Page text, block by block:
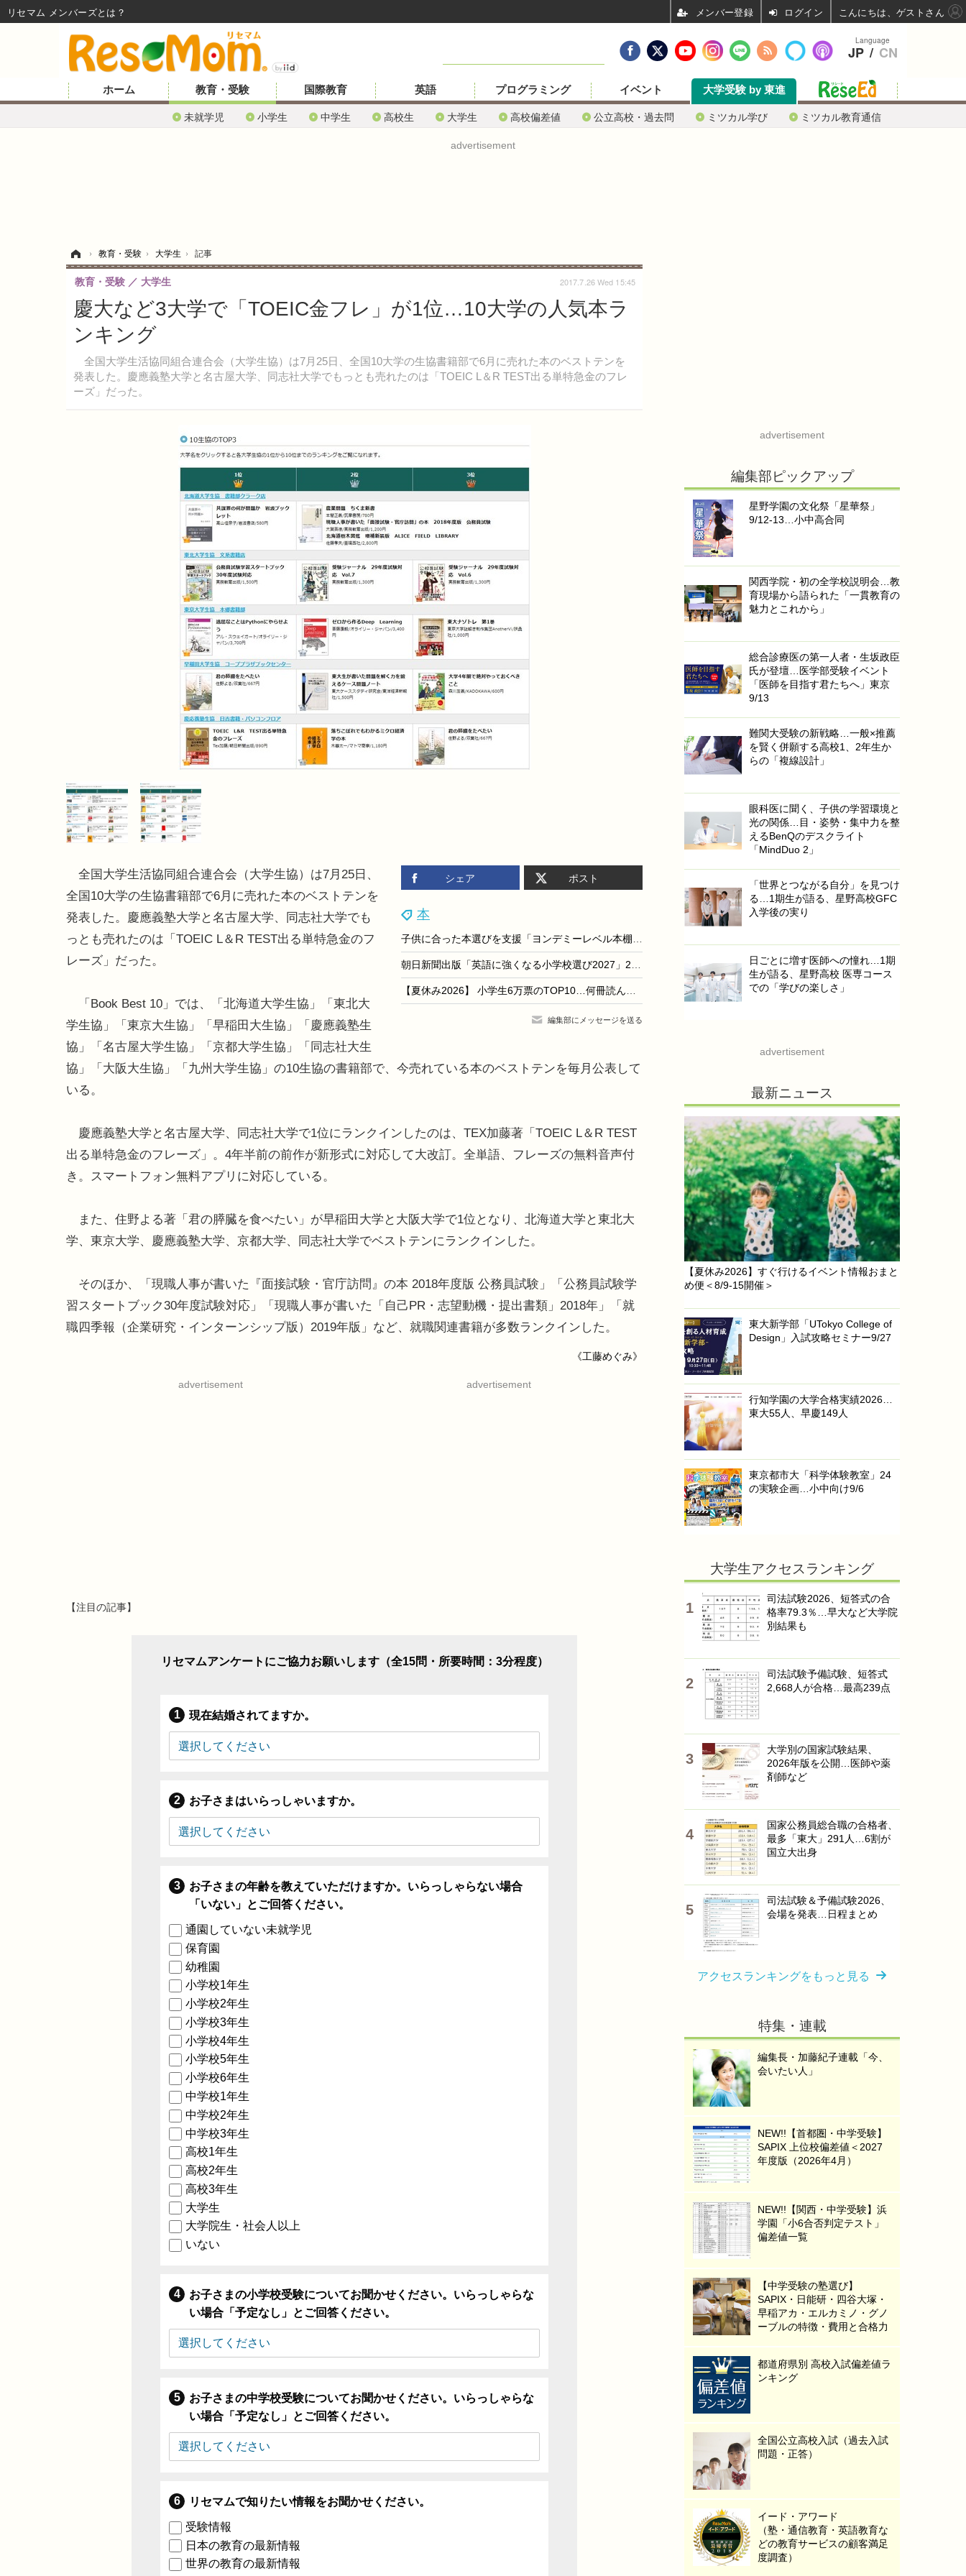
ホーム 教育・受験
未就学児 小学生 中学生 高校生 大学生 高校偏差値 公立高校・過去問 ミツカル学び ミツカル教育通信
国際教育 英語 プログラミング イベント 大学受験 by 東進
advertisement
› 教育・受験 › 大学生 › 記事
慶大など3大学で「TOEIC金フレ」が1位…10大学の人気本ラ
ンキング
全国大学生活協同組合連合会（大学生協）は7月25日、全国10大学の生協書籍部で6月に売れた本のベストテンを
発表した。慶應義塾大学と名古屋大学、同志社大学でもっとも売れたのは「TOEIC L＆R TEST出る単特急金のフレ
ーズ」だった。
教育・受験 大学生 2017.7.26 Wed 15:45
シェア ポスト
本
子供に合った本選びを支援「ヨンデミーレベル本棚」くまざわ書店で展開
朝日新聞出版「英語に強くなる小学校選び2027」209校収録
【夏休み2026】 小学生6万票のTOP10…何冊読んだ？
編集部にメッセージを送る
全国大学生活協同組合連合会（大学生協）は7月25日、
全国10大学の生協書籍部で6月に売れた本のベストテンを
発表した。慶應義塾大学と名古屋大学、同志社大学でも
っとも売れたのは「TOEIC L＆R TEST出る単特急金のフ
レーズ」だった。
「Book Best 10」では、「北海道大学生協」「東北大
学生協」「東京大生協」「早稲田大生協」「慶應義塾生
協」「名古屋大学生協」「京都大学生協」「同志社大生
協」「大阪大生協」「九州大学生協」の10生協の書籍部で、今売れている本のベストテンを毎月公表して
いる。
慶應義塾大学と名古屋大学、同志社大学で1位にランクインしたのは、TEX加藤著「TOEIC L＆R TEST
出る単特急金のフレーズ」。4年半前の前作が新形式に対応して大改訂。全単語、フレーズの無料音声付
き。スマートフォン無料アプリに対応している。
また、住野よる著「君の膵臓を食べたい」が早稲田大学と大阪大学で1位となり、北海道大学と東北大
学、東京大学、慶應義塾大学、京都大学、同志社大学でベストテンにランクインした。
そのほか、「現職人事が書いた『面接試験・官庁訪問』の本 2018年度版 公務員試験」「公務員試験学
習スタートブック30年度試験対応」「現職人事が書いた「自己PR・志望動機・提出書類」2018年」「就
職四季報（企業研究・インターンシップ版）2019年版」など、就職関連書籍が多数ランクインした。
《工藤めぐみ》
advertisement advertisement
【注目の記事】
リセマムアンケートにご協力お願いします（全15問・所要時間：3分程度）
現在結婚されてますか。
お子さまはいらっしゃいますか。
お子さまの年齢を教えていただけますか。いらっしゃらない場合
「いない」とご回答ください。
通園していない未就学児
保育園
幼稚園
小学校1年生
小学校2年生
小学校3年生
小学校4年生
小学校5年生
小学校6年生
中学校1年生
中学校2年生
中学校3年生
高校1年生
高校2年生
高校3年生
大学生
大学院生・社会人以上
いない
お子さまの小学校受験についてお聞かせください。いらっしゃらな
い場合「予定なし」とご回答ください。
お子さまの中学校受験についてお聞かせください。いらっしゃらな
い場合「予定なし」とご回答ください。
リセマムで知りたい情報をお聞かせください。
受験情報
日本の教育の最新情報
世界の教育の最新情報
advertisement
編集部ピックアップ
星野学園の文化祭「星華祭」
9/12-13…小中高合同
関西学院・初の全学校説明会…教
育現場から語られた「一貫教育の
魅力とこれから」
総合診療医の第一人者・生坂政臣
氏が登壇…医学部受験イベント
「医師を目指す君たちへ」東京
9/13
難関大受験の新戦略…一般×推薦
を賢く併願する高校1、2年生か
らの「複線設計」
眼科医に聞く、子供の学習環境と
光の関係…目・姿勢・集中力を整
えるBenQのデスクライト
「MindDuo 2」
「世界とつながる自分」を見つけ
る…1期生が語る、星野高校GFC
入学後の実り
日ごとに増す医師への憧れ…1期
生が語る、星野高校 医専コース
での「学びの楽しさ」
advertisement
最新ニュース
【夏休み2026】すぐ行けるイベント情報おまと
め便＜8/9-15開催＞
東大新学部「UTokyo College of
Design」入試攻略セミナー9/27
行知学園の大学合格実績2026…
東大55人、早慶149人
東京都市大「科学体験教室」24
の実験企画…小中向け9/6
大学生アクセスランキング
司法試験2026、短答式の合
格率79.3％…早大など大学院
別結果も
司法試験予備試験、短答式
2,668人が合格…最高239点
大学別の国家試験結果、
2026年版を公開…医師や薬
剤師など
国家公務員総合職の合格者、
最多「東大」291人…6割が
国立大出身
司法試験＆予備試験2026、
会場を発表…日程まとめ
アクセスランキングをもっと見る
特集・連載
編集長・加藤紀子連載「今、
会いたい人」
NEW!!【首都圏・中学受験】
SAPIX 上位校偏差値＜2027
年度版（2026年4月）
NEW!!【関西・中学受験】浜
学園「小6合否判定テスト」
偏差値一覧
【中学受験の塾選び】
SAPIX・日能研・四谷大塚・
早稲アカ・エルカミノ・グノ
ーブルの特徴・費用と合格力
都道府県別 高校入試偏差値ラ
ンキング
全国公立高校入試（過去入試
問題・正答）
イード・アワード
（塾・通信教育・英語教育な
どの教育サービスの顧客満足
度調査）
Language
JP / CN
リセマム メンバーズ ログイン こんにちは、ゲストさん